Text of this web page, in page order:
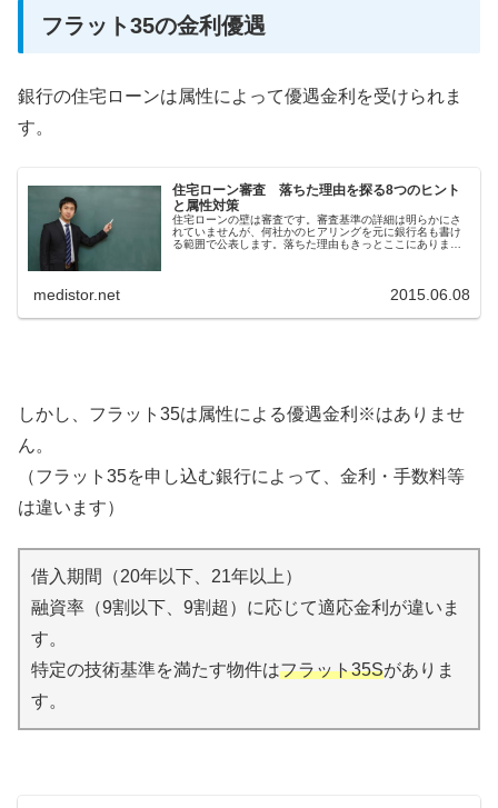
フラット35の金利優遇
銀行の住宅ローンは属性によって優遇金利を受けられま
す。
住宅ローン審査 落ちた理由を探る8つのヒント
と属性対策
住宅ローンの壁は審査です。審査基準の詳細は明らかにさ
れていませんが、何社かのヒアリングを元に銀行名も書け
る範囲で公表します。落ちた理由もきっとここにありま
medistor.net 2015.06.08
しかし、フラット35は属性による優遇金利※はありませ
ん。
（フラット35を申し込む銀行によって、金利・手数料等
は違います）
借入期間（20年以下、21年以上）
融資率（9割以下、9割超）に応じて適応金利が違いま
す。
特定の技術基準を満たす物件はフラット35Sがありま
す。